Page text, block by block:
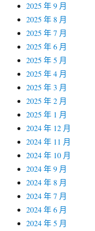
2025 年 9 月
2025 年 8 月
2025 年 7 月
2025 年 6 月
2025 年 5 月
2025 年 4 月
2025 年 3 月
2025 年 2 月
2025 年 1 月
2024 年 12 月
2024 年 11 月
2024 年 10 月
2024 年 9 月
2024 年 8 月
2024 年 7 月
2024 年 6 月
2024 年 5 月